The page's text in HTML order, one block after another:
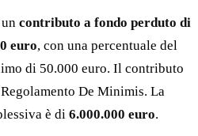
contributo a fondo perduto di
euro, con una percentuale del
di 50.000 euro. Il contributo
De Minimis. La
è di 6.000.000 euro.